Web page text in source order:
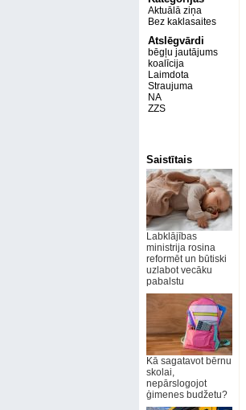
Aktuālā ziņa
Bez kaklasaites
Atslēgvārdi
bēgļu jautājums
koalīcija
Laimdota
Straujuma
NA
ZZS
Saistītais
Labklājības
ministrija rosina
reformēt un būtiski
uzlabot vecāku
pabalstu
Kā sagatavot bērnu
skolai,
nepārslogojot
ģimenes budžetu?